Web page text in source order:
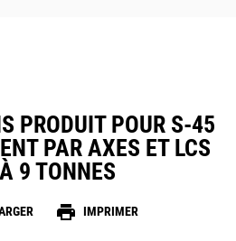
PRODUIT POUR S-45
PAR AXES ET LCS
9 TONNES
print IMPRIMER